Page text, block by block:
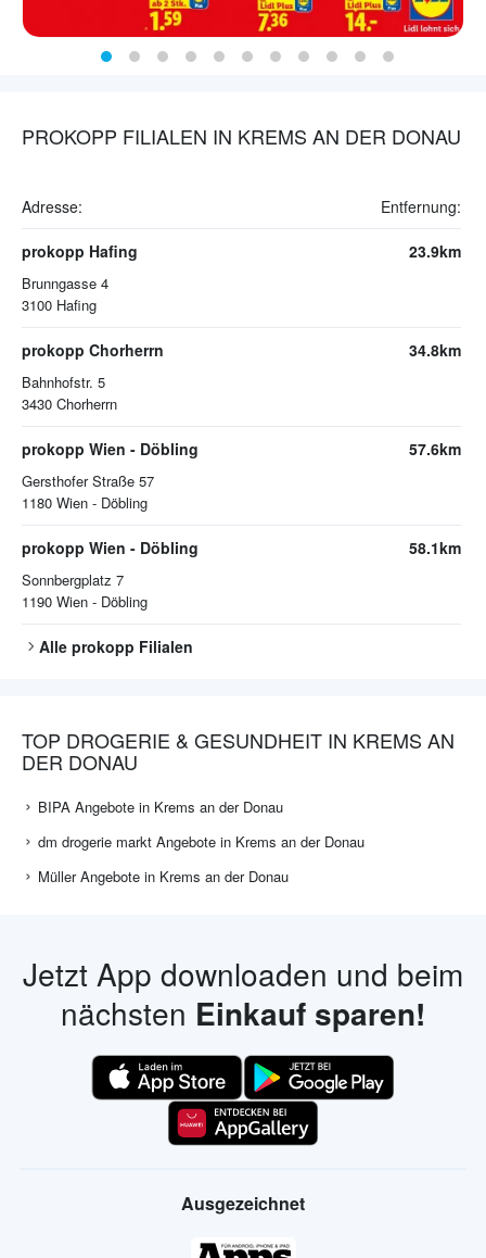
PROKOPP FILIALEN IN KREMS AN DER DONAU
Adresse: Entfernung:
prokopp Hafing
Brunngasse 4
3100 Hafing
23.9km
prokopp Chorherrn
Bahnhofstr. 5
3430 Chorherrn
34.8km
prokopp Wien - Döbling
Gersthofer Straße 57
1180 Wien - Döbling
57.6km
prokopp Wien - Döbling
Sonnbergplatz 7
1190 Wien - Döbling
58.1km
Alle prokopp Filialen
TOP DROGERIE & GESUNDHEIT IN KREMS AN
DER DONAU
BIPA Angebote in Krems an der Donau
dm drogerie markt Angebote in Krems an der Donau
Müller Angebote in Krems an der Donau
Jetzt App downloaden und beim
nächsten Einkauf sparen!
Ausgezeichnet